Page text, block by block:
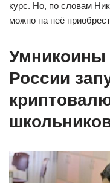
курс. Но, по словам
можно на неё
Умникоины
России